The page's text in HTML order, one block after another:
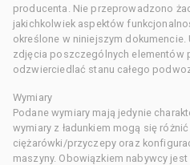
producenta. Nie przeprowadzono
jakichkolwiek aspektów
określone w niniejszym
zdjęcia poszczególnych elementów
odzwierciedlać stanu całego
Wymiary
Podane wymiary mają jedynie
wymiary z ładunkiem mogą się
ciężarówki/przyczepy oraz
maszyny. Obowiązkiem nabywcy